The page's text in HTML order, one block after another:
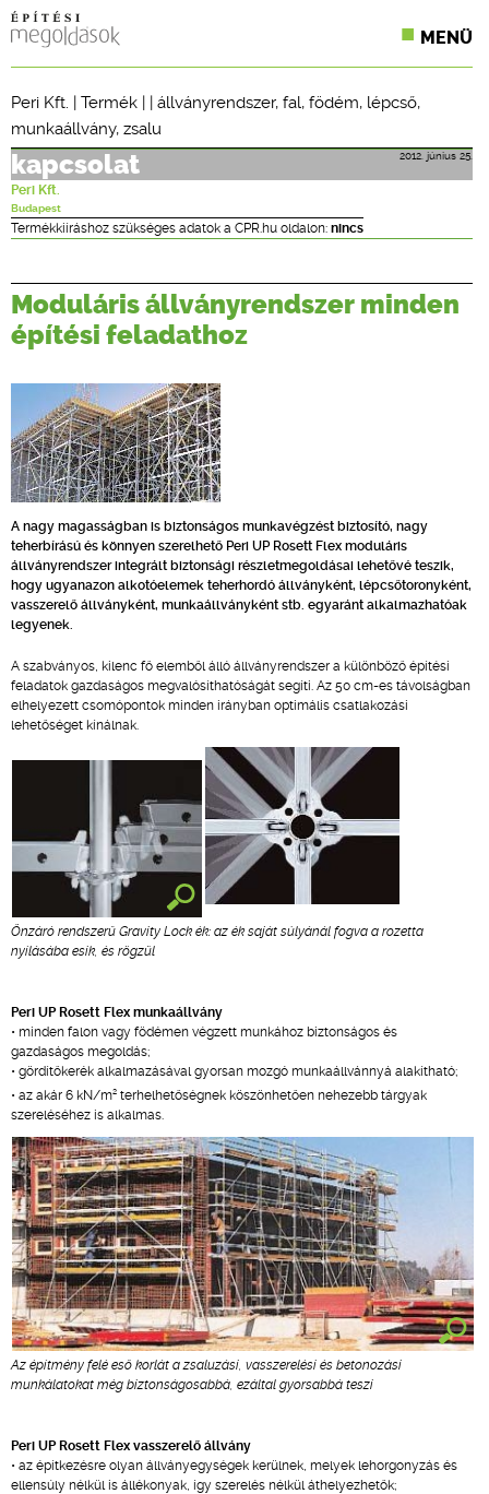
MENÜ
SZAKLAPOK
CPR TERMÉKKIÍRÁS
ÉPÍTÉSI JOG
ONLINE KÉPZÉSEK
TERVEZÉSI SEGÉDLETEK
Peri Kft. | Termék | | állványrendszer, fal, födém, lépcső,
munkaállvány, zsalu
2012. június 25.
kapcsolat
Peri Kft.
Budapest
Termékkiíráshoz szükséges adatok a CPR.hu oldalon: nincs
Moduláris állványrendszer minden
építési feladathoz
A nagy magasságban is biztonságos munkavégzést biztosító, nagy
teherbírású és könnyen szerelhető Peri UP Rosett Flex moduláris
állványrendszer integrált biztonsági részletmegoldásai lehetővé teszik,
hogy ugyanazon alkotóelemek teherhordó állványként, lépcsőtoronyként,
vasszerelő állványként, munkaállványként stb. egyaránt alkalmazhatóak
legyenek.
A szabványos, kilenc fő elemből álló állványrendszer a különböző építési
feladatok gazdaságos megvalósíthatóságát segíti. Az 50 cm-es távolságban
elhelyezett csomópontok minden irányban optimális csatlakozási
lehetőséget kínálnak.
Önzáró rendszerű Gravity Lock ék: az ék saját súlyánál fogva a rozetta
nyílásába esik, és rögzül
Peri UP Rosett Flex munkaállvány
• minden falon vagy födémen végzett munkához biztonságos és
gazdaságos megoldás;
• gördítőkerék alkalmazásával gyorsan mozgó munkaállvánnyá alakítható;
• az akár 6 kN/m2 terhelhetőségnek köszönhetően nehezebb tárgyak
szereléséhez is alkalmas.
Az építmény felé eső korlát a zsaluzási, vasszerelési és betonozási
munkálatokat még biztonságosabbá, ezáltal gyorsabbá teszi
Peri UP Rosett Flex vasszerelő állvány
• az építkezésre olyan állványegységek kerülnek, melyek lehorgonyzás és
ellensúly nélkül is állékonyak, így szerelés nélkül áthelyezhetők;